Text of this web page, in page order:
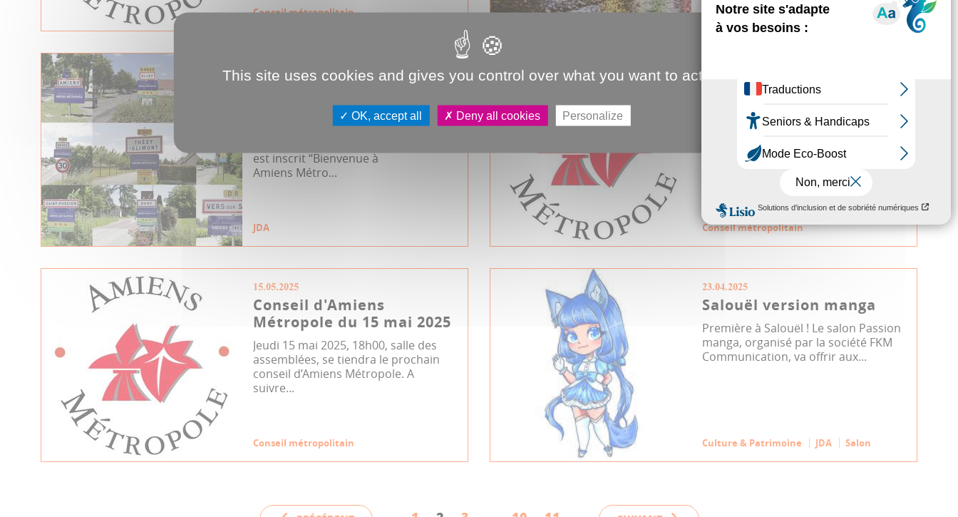
Conseil métropolitain Travaux Communiqué
09.07.2025
bienvenue dans la Métro
Vous les avez peut-être déjà
est inscrit “Bienvenue à
Amiens Métro...
JDA
Conseil d'Amiens
Jeudi 26 juin 2025, 18h00, salle des
assemblées, se tiendra le prochain
conseil d’Amiens Métropole. A suivr...
Conseil métropolitain
15.05.2025
Conseil d'Amiens
Métropole du 15 mai 2025
Jeudi 15 mai 2025, 18h00, salle des
assemblées, se tiendra le prochain
conseil d’Amiens Métropole. A
suivre...
Conseil métropolitain
23.04.2025
Salouël version manga
Première à Salouël ! Le salon Passion
manga, organisé par la société FKM
Communication, va offrir aux...
Culture & Patrimoine JDA Salon
This site uses cookies and gives you control over what you want to activate
OK, accept all Deny all cookies Personalize